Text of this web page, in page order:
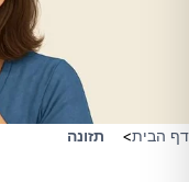
דף הבית> תזונה